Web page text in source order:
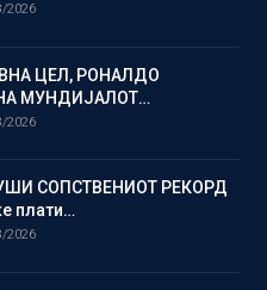
2026
ЦЕЛ, РОНАЛДО
МУНДИЈАЛОТ…
2026
СОПСТВЕНИОТ РЕКОРД
плати…
2026